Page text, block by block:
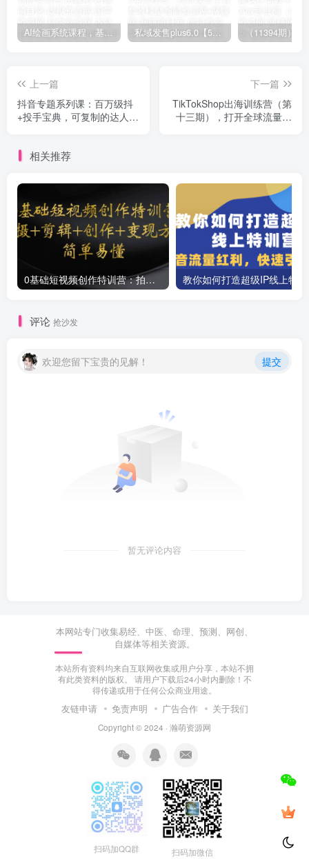
AI绘画系统课程，基础入门-实战案例-商业应用 私域发售plus6.0【5月份线下课录音】/全域套装sop流程包，社群发售工具套装模型
上一篇
抖音专题系列课：百万级抖
+投手宝典，可复制的达人IP
下一篇
TikTokShop出海训练营（第
十三期），打开全球流量新
相关推荐
0基础短视频创作特训营：拍摄+剪辑+创作+变现方法
评论 抢沙发
欢迎您留下宝贵的见解！ 提交
暂无评论内容
本网站专门收集易经、中医、命理、预测、网创、
自媒体等相关资源。
本站所有资料均来自互联网收集或用户分享，本站不拥
有此类资料的版权。 请用户下载后24小时内删除！不
得传递或用于任何公众商业用途。
友链申请 免责声明 广告合作 关于我们
Copyright © 2024 · 瀚萌资源网
扫码加QQ群 扫码加微信